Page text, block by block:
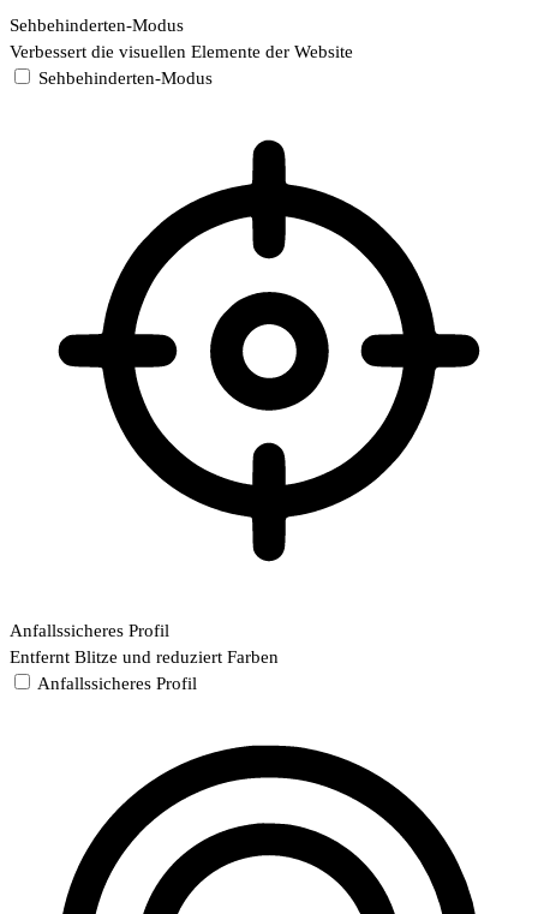
Sehbehinderten-Modus
Verbessert die visuellen Elemente der Website
Sehbehinderten-Modus
Anfallssicheres Profil
Entfernt Blitze und reduziert Farben
Anfallssicheres Profil